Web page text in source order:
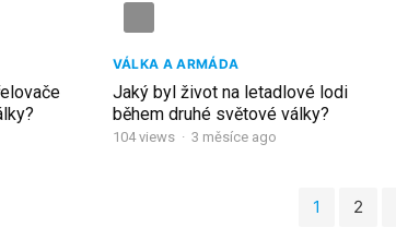
VÁLKA A ARMÁDA
Jaký byl život na letadlové lodi
během druhé světové války?
104views · 3 měsíce ago
1 2